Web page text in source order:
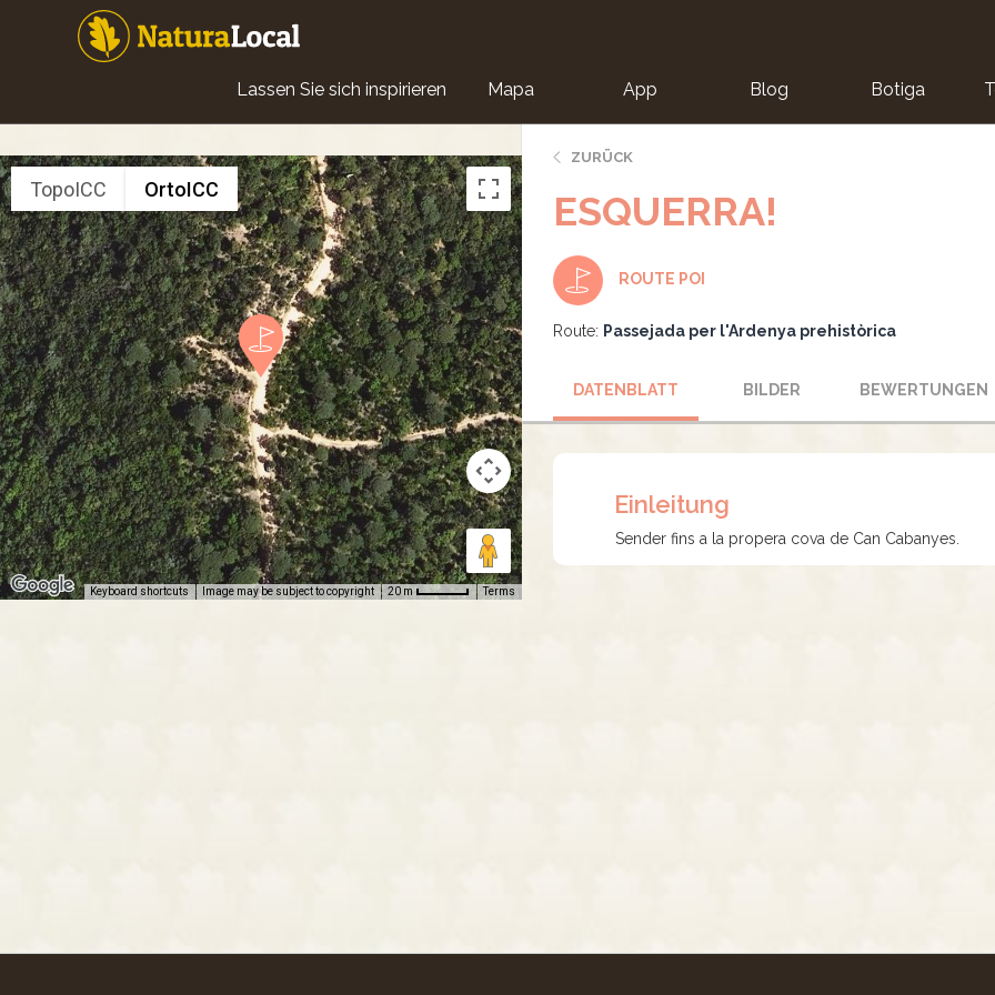
Main
navigation
Lassen Sie sich inspirieren Mapa App Blog Botiga
TopoICC OrtoICC
Keyboard shortcuts Image may be subject to copyright 20 m Terms
ZURÜCK
ESQUERRA!
ROUTE POI
Route: Passejada per l'Ardenya prehistòrica
DATENBLATT BILDER BEWERTUNGEN
Einleitung
Sender fins a la propera cova de Can Cabanyes.